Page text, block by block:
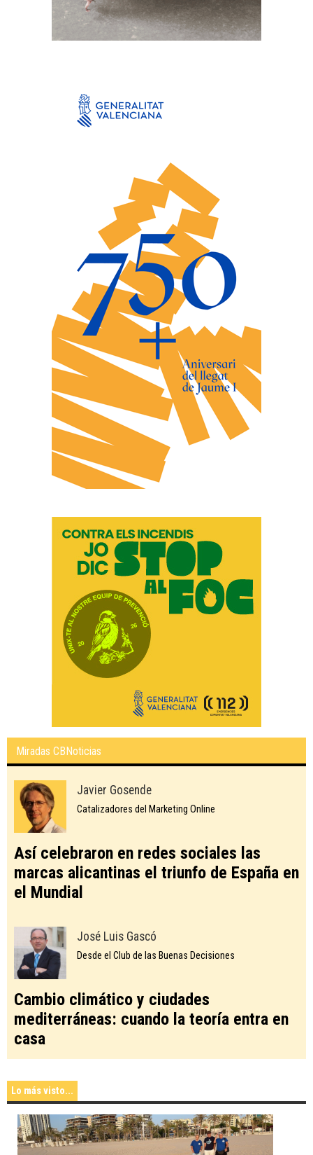
Miradas CBNoticias
Javier Gosende
Catalizadores del Marketing Online
Así celebraron en redes sociales las
marcas alicantinas el triunfo de España en
el Mundial
José Luis Gascó
Desde el Club de las Buenas Decisiones
Cambio climático y ciudades
mediterráneas: cuando la teoría entra en
casa
Lo más visto...